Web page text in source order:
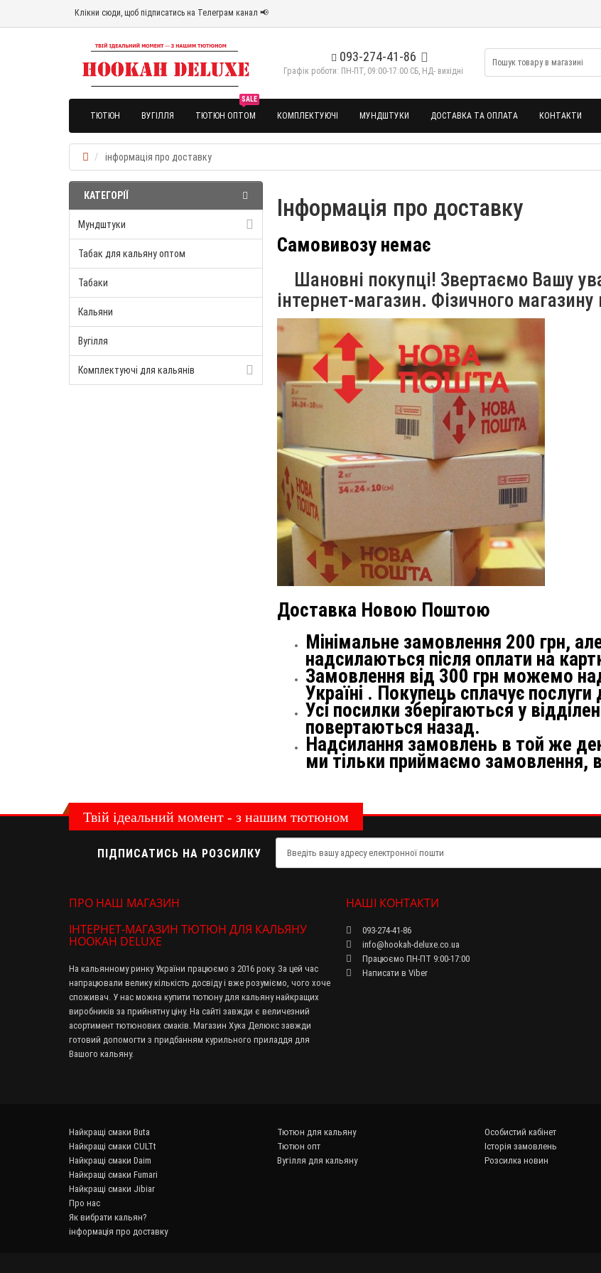
Клікни сюди, щоб підписатись на Телеграм канал 📢
093-274-41-86
Графік роботи: ПН-ПТ, 09:00-17:00 СБ, НД- вихідні
ТЮТЮН ВУГІЛЛЯ
SALE
ТЮТЮН ОПТОМ КОМПЛЕКТУЮЧІ МУНДШТУКИ ДОСТАВКА ТА ОПЛАТА КОНТАКТИ
інформація про доставку
КАТЕГОРІЇ
Мундштуки
Табак для кальяну оптом
Табаки
Кальяни
Вугілля
Комплектуючі для кальянів
Інформація про доставку
Самовивозу немає
Шановні покупці! Звертаємо Вашу
інтернет-магазин. Фізичного
Доставка Новою Поштою
Мінімальне замовлення 200 грн,
надсилаються після оплати на
Замовлення від 300 грн можемо
Україні . Покупець сплачує
Усі посилки зберігаються у
повертаються назад.
Надсилання замовлень в той же
ми тільки приймаємо замовлення,
Твій ідеальний момент - з нашим тютюном
ПІДПИСАТИСЬ НА РОЗСИЛКУ
ПРО НАШ МАГАЗИН
ІНТЕРНЕТ-МАГАЗИН ТЮТЮН ДЛЯ КАЛЬЯНУ
HOOKAH DELUXE
На кальянному ринку України працюємо з 2016 року. За цей час
напрацювали велику кількість досвіду і вже розуміємо, чого хоче
споживач. У нас можна купити тютюну для кальяну найкращих
виробників за прийнятну ціну. На сайті завжди є величезний
асортимент тютюнових смаків. Магазин Хука Делюкс завжди
готовий допомогти з придбанням курильного приладдя для
Вашого кальяну.
НАШІ КОНТАКТИ
093-274-41-86
info@hookah-deluxe.co.ua
Працюємо ПН-ПТ 9:00-17:00
Написати в Viber
Найкращі смаки Buta
Найкращі смаки CULTt
Найкращі смаки Daim
Найкращі смаки Fumari
Найкращі смаки Jibiar
Про нас
Як вибрати кальян?
інформація про доставку
Тютюн для кальяну
Тютюн опт
Вугілля для кальяну
Особистий кабінет
Історія замовлень
Розсилка новин